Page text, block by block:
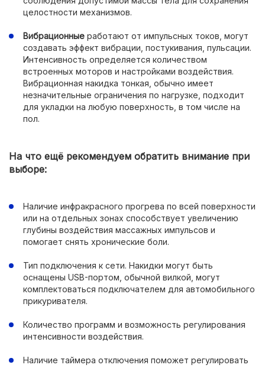
целостности механизмов.
Вибрационные работают от импульсных токов, могут
создавать эффект вибрации, постукивания, пульсации.
Интенсивность определяется количеством
встроенных моторов и настройками воздействия.
Вибрационная накидка тонкая, обычно имеет
незначительные ограничения по нагрузке, подходит
для укладки на любую поверхность, в том числе на
пол.
На что ещё рекомендуем обратить внимание при
выборе:
Наличие инфракрасного прогрева по всей поверхности
или на отдельных зонах способствует увеличению
глубины воздействия массажных импульсов и
помогает снять хронические боли.
Тип подключения к сети. Накидки могут быть
оснащены USB-портом, обычной вилкой, могут
комплектоваться подключателем для автомобильного
прикуривателя.
Количество программ и возможность регулирования
интенсивности воздействия.
Наличие таймера отключения поможет регулировать